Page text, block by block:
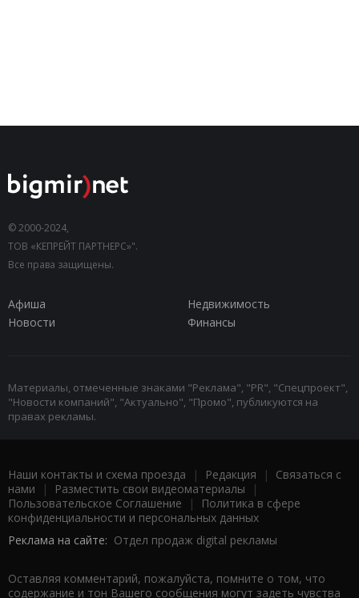
© 2000-2024,
ТОВ «КЕПРЕЙТ ПАРТНЕРС»".
Все права защищены.
Афиша
Недвижимость
Новости
Финансы
Материалы, отмеченные знаками "Реклама", "PR", "Спецпроект",
"Новости компаний", "Актуально", "Промо", публикуются на
правах рекламы.
Наши контакты и схема проезда | Редакция | Связаться с
нами | Разместить свои видеоматериалы |
Пользовательское Соглашение |
Политика в сфере
конфиденциальности и персональных данных
Реклама на сайте: Отдел продаж digital рекламы
Оставляя комментарий, пожалуйста, помните о том, что
содержание и тон Вашего сообщения могут задеть чувства